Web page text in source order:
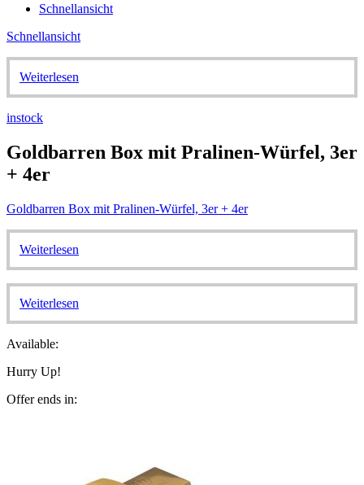
Schnellansicht
Schnellansicht
Weiterlesen
instock
Goldbarren Box mit Pralinen-Würfel, 3er
+ 4er
Goldbarren Box mit Pralinen-Würfel, 3er + 4er
Weiterlesen
Weiterlesen
Available:
Hurry Up!
Offer ends in: